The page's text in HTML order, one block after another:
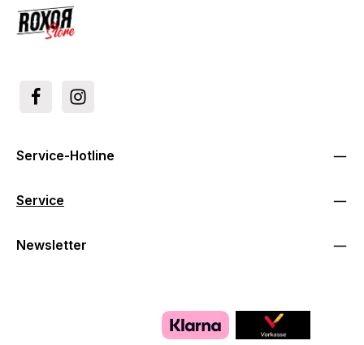
Service-Hotline
Service
Newsletter